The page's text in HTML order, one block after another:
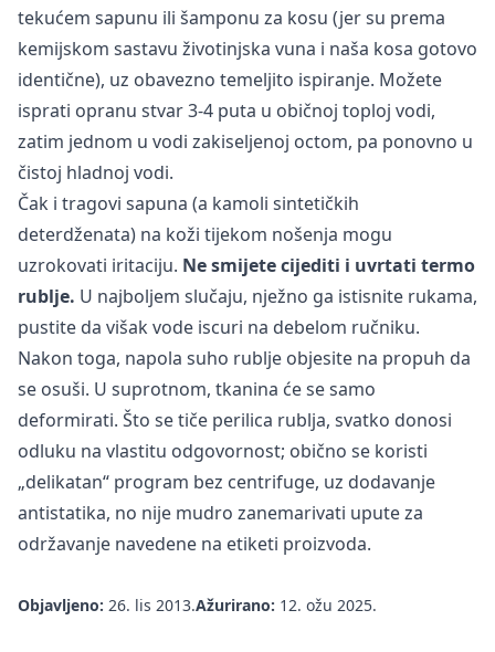
tekućem sapunu ili šamponu za kosu (jer su prema
kemijskom sastavu životinjska vuna i naša kosa gotovo
identične), uz obavezno temeljito ispiranje. Možete
isprati opranu stvar 3-4 puta u običnoj toploj vodi,
zatim jednom u vodi zakiseljenoj octom, pa ponovno u
čistoj hladnoj vodi.
Čak i tragovi sapuna (a kamoli sintetičkih
deterdženata) na koži tijekom nošenja mogu
uzrokovati iritaciju. Ne smijete cijediti i uvrtati termo
rublje. U najboljem slučaju, nježno ga istisnite rukama,
pustite da višak vode iscuri na debelom ručniku.
Nakon toga, napola suho rublje objesite na propuh da
se osuši. U suprotnom, tkanina će se samo
deformirati. Što se tiče perilica rublja, svatko donosi
odluku na vlastitu odgovornost; obično se koristi
„delikatan“ program bez centrifuge, uz dodavanje
antistatika, no nije mudro zanemarivati upute za
održavanje navedene na etiketi proizvoda.
Objavljeno: 26. lis 2013.Ažurirano: 12. ožu 2025.